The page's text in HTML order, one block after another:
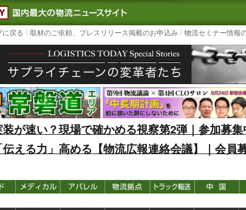
LOGISTICS TODAY｜国内最大の物流ニュースサイト
3PL, SCMな
戻る 取材のご依頼、プレスリリース掲載のお申込み 物流セミナー情報
が速い？現場で確かめる視察第2弾｜参加募集
える力」高める【物流広報連絡会議】｜会員